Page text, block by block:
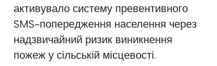
активувало систему превентивного
SMS-попередження населення через
надзвичайний ризик виникнення
пожеж у сільській місцевості.